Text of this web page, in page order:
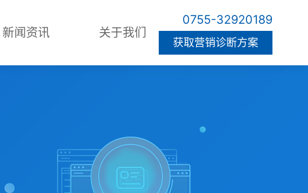
新闻资讯 关于我们
0755-32920189
获取营销诊断方案